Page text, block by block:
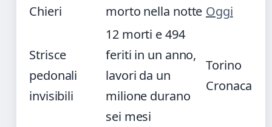
Chieri
morto nella notte Oggi
Strisce
pedonali
invisibili
12 morti e 494
feriti in un anno,
lavori da un
milione durano
sei mesi
Torino
Cronaca